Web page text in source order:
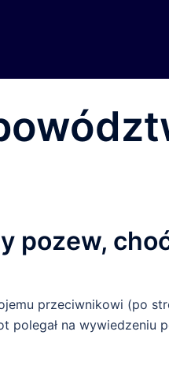
pozew,
przeciwnikowi (po
polegał na wywiedzeniu